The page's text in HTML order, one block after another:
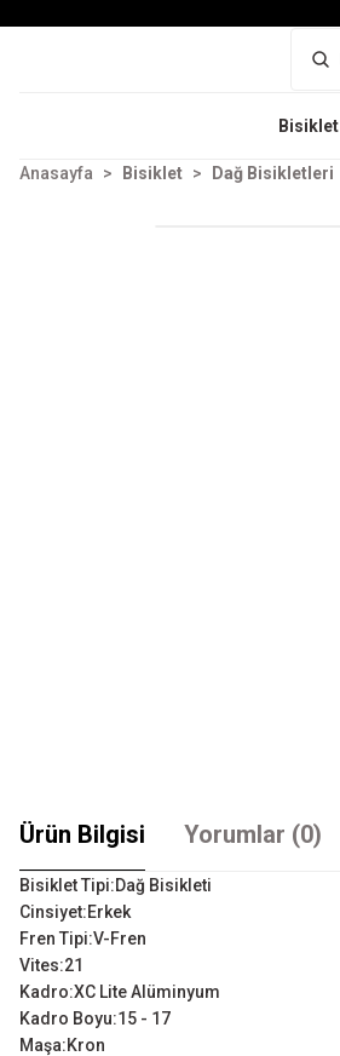
Bisiklet
Anasayfa Bisiklet Dağ Bisikletleri
Ürün Bilgisi Yorumlar (0)
Bisiklet Tipi:Dağ Bisikleti
Cinsiyet:Erkek
Fren Tipi:V-Fren
Vites:21
Kadro:XC Lite Alüminyum
Kadro Boyu:15 - 17
Maşa:Kron